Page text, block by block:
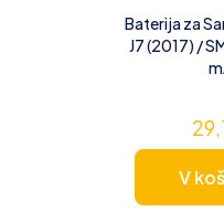
Baterija za
J7 (2017) /
V